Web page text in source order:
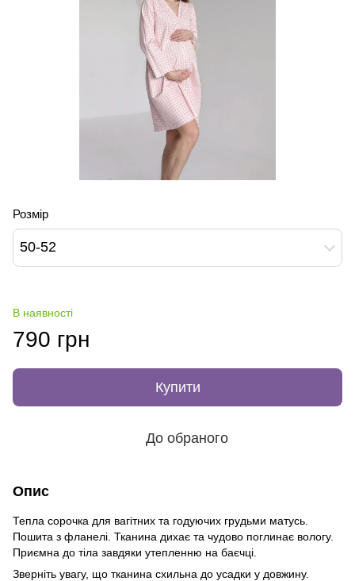
Розмір
50-52
В наявності
790 грн
Купити
До обраного
Опис
Тепла сорочка для вагітних та годуючих грудьми матусь.
Пошита з фланелі. Тканина дихає та чудово поглинає вологу.
Приємна до тіла завдяки утепленню на баєчці.
Зверніть увагу, що тканина схильна до усадки у довжину.